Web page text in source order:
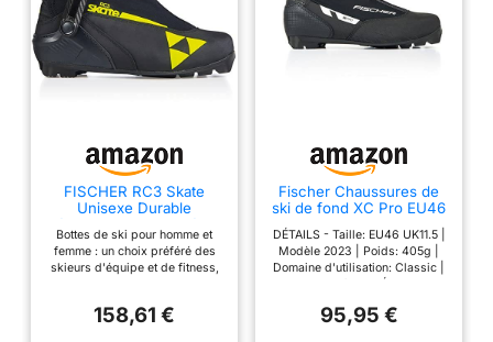
FISCHER RC3 Skate
Unisexe Durable
Protection Stable Isolé
Chaussures de Ski de
Course Nordique Race
Bottes de ski pour homme et
femme : un choix préféré des
skieurs d'équipe et de fitness,
une valeur ; la membrane Triple
158,61 €
Fischer Chaussures de
ski de fond XC Pro EU46
UK11.5 Bottes de ski 2023
pour reliure NNN
DÉTAILS - Taille: EU46 UK11.5 |
Modèle 2023 | Poids: 405g |
Domaine d'utilisation: Classic |
Couleur: noir/blanc Équipement
Chaussures Flex : Soft
95,95 €